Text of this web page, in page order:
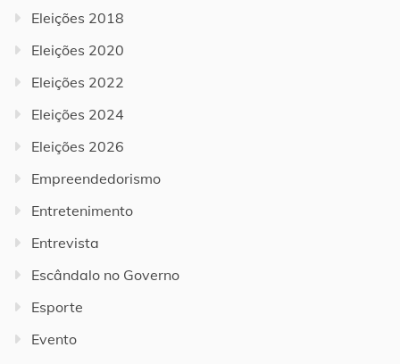
Eleições 2018
Eleições 2020
Eleições 2022
Eleições 2024
Eleições 2026
Empreendedorismo
Entretenimento
Entrevista
Escândalo no Governo
Esporte
Evento